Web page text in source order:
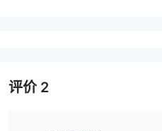
评价2